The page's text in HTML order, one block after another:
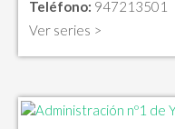
Teléfono: 947213501
Ver series >